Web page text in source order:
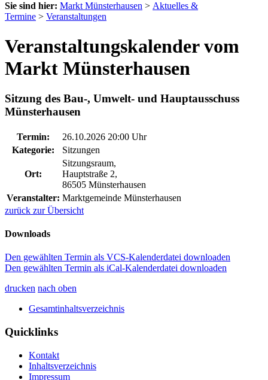
Sie sind hier: Markt Münsterhausen > Aktuelles &
Termine > Veranstaltungen
Veranstaltungskalender vom
Markt Münsterhausen
Sitzung des Bau-, Umwelt- und Hauptausschuss
Münsterhausen
Termin:
26.10.2026 20:00 Uhr
Kategorie:
Sitzungen
Ort:
Sitzungsraum,
Hauptstraße 2,
86505 Münsterhausen
Veranstalter: Marktgemeinde Münsterhausen
zurück zur Übersicht
Downloads
Den gewählten Termin als VCS-Kalenderdatei downloaden
Den gewählten Termin als iCal-Kalenderdatei downloaden
drucken nach oben
Gesamtinhaltsverzeichnis
Quicklinks
Kontakt
Inhaltsverzeichnis
Impressum